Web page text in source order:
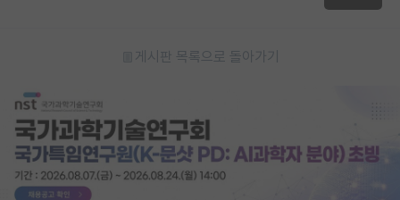
게시판 목록으로 돌아가기